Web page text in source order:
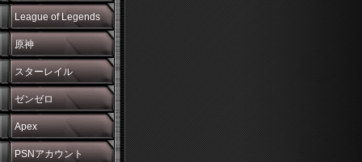
ン
League of Legends
原神
スターレイル
ゼンゼロ
Apex
PSNアカウント